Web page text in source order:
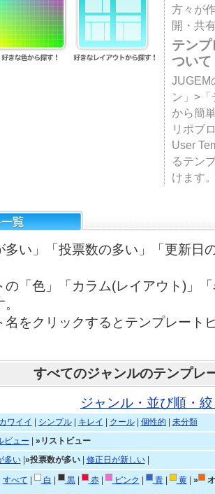
方々が
開・共
テン
ついて
JUGEM
ン」>
から簡
リポブ
User
るテン
けます
多い」「投票数の多い」「更新日
の「色」「カラム(レイアウト)」
名をクリックするとテンプレート
すべてのジャンルのテンプレ
ジャンル・並び順・
カワイイ シンプル| キレイ クール| 個性的
未分類
ビュー
»リストビュー
多い| »投票数が多い| 修正日が新しい|
すべて 白 黒| 赤| ピンク 青| 黄| »